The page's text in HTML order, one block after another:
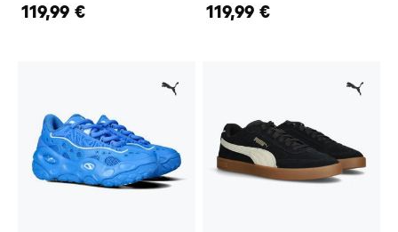
119,99 € 119,99 €